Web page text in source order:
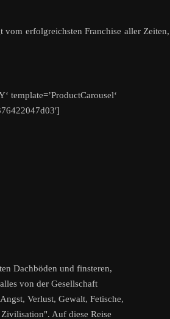
erfolgreichsten Franchise aller Zeiten,
template=’ProductCarousel‘
Dachböden und finsteren,
von der Gesellschaft
Verlust, Gewalt, Fetische,
Auf diese Reise